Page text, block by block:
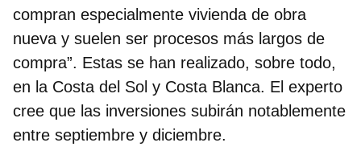
compran especialmente vivienda de obra
nueva y suelen ser procesos más largos de
compra”. Estas se han realizado, sobre todo,
en la Costa del Sol y Costa Blanca. El experto
cree que las inversiones subirán notablemente
entre septiembre y diciembre.